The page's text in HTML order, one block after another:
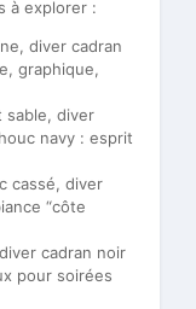
à explorer :
diver cadran
graphique,
sable, diver
navy : esprit
cassé, diver
“côte
cadran noir
pour soirées